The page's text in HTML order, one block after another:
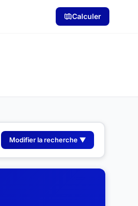
Calculer
Modifier la recherche ▼